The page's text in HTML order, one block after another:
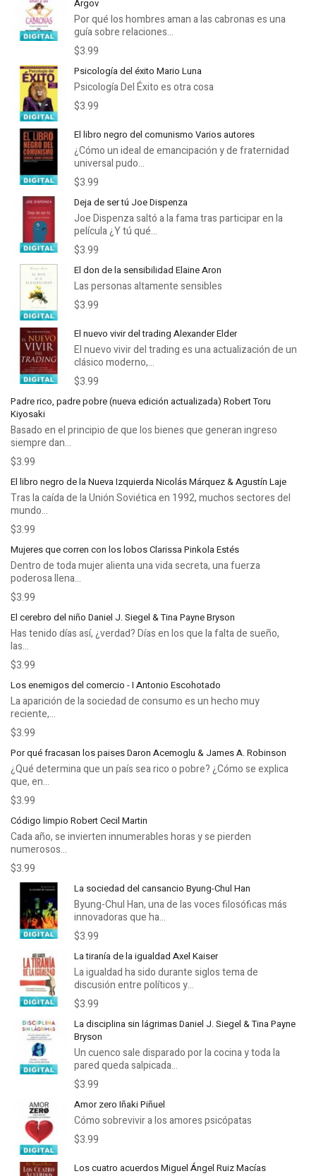
Argov
Por qué los hombres aman a las cabronas es una
guía sobre relaciones...
$3.99
Psicología del éxito Mario Luna
Psicología Del Éxito es otra cosa
$3.99
El libro negro del comunismo Varios autores
¿Cómo un ideal de emancipación y de fraternidad
universal pudo...
$3.99
Deja de ser tú Joe Dispenza
Joe Dispenza saltó a la fama tras participar en la
película ¿Y tú qué...
$3.99
El don de la sensibilidad Elaine Aron
Las personas altamente sensibles
$3.99
El nuevo vivir del trading Alexander Elder
El nuevo vivir del trading es una actualización de un
clásico moderno,...
$3.99
Padre rico, padre pobre (nueva edición actualizada) Robert Toru
Kiyosaki
Basado en el principio de que los bienes que generan ingreso
siempre dan...
$3.99
El libro negro de la Nueva Izquierda Nicolás Márquez & Agustín Laje
Tras la caída de la Unión Soviética en 1992, muchos sectores del
mundo...
$3.99
Mujeres que corren con los lobos Clarissa Pinkola Estés
Dentro de toda mujer alienta una vida secreta, una fuerza
poderosa llena...
$3.99
El cerebro del niño Daniel J. Siegel & Tina Payne Bryson
Has tenido días así, ¿verdad? Días en los que la falta de sueño,
las...
$3.99
Los enemigos del comercio - I Antonio Escohotado
La aparición de la sociedad de consumo es un hecho muy
reciente,...
$3.99
Por qué fracasan los paises Daron Acemoglu & James A. Robinson
¿Qué determina que un país sea rico o pobre? ¿Cómo se explica
que, en...
$3.99
Código limpio Robert Cecil Martin
Cada año, se invierten innumerables horas y se pierden
numerosos...
$3.99
La sociedad del cansancio Byung-Chul Han
Byung-Chul Han, una de las voces filosóficas más
innovadoras que ha...
$3.99
La tiranía de la igualdad Axel Kaiser
La igualdad ha sido durante siglos tema de
discusión entre políticos y...
$3.99
La disciplina sin lágrimas Daniel J. Siegel & Tina Payne
Bryson
Un cuenco sale disparado por la cocina y toda la
pared queda salpicada...
$3.99
Amor zero Iñaki Piñuel
Cómo sobrevivir a los amores psicópatas
$3.99
Los cuatro acuerdos Miguel Ángel Ruiz Macías